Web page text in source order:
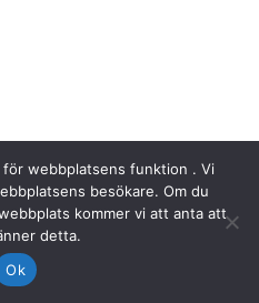
webbplatsens funktion . Vi
besökare. Om du
kommer vi att anta att
detta.
Ok